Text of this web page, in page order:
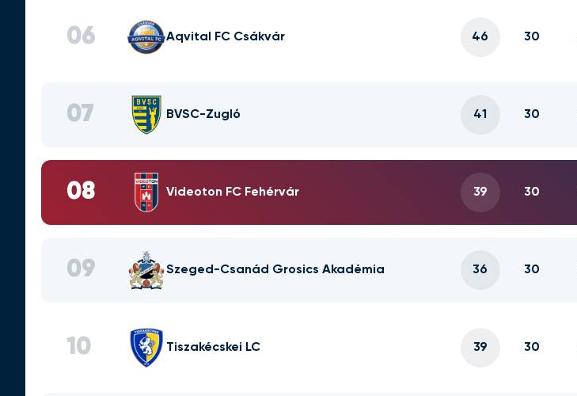
06 Aqvital FC Csákvár 46 30
07 BVSC-Zugló 41 30
08 Videoton FC Fehérvár 39 30
09 Szeged-Csanád Grosics Akadémia 36 30
10 Tiszakécskei LC 39 30